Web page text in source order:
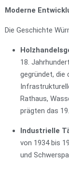
Moderne
Die Geschichte
18.
gegründet, die
Rathaus,
prägten das
Industrielle
von 1934 bis
und